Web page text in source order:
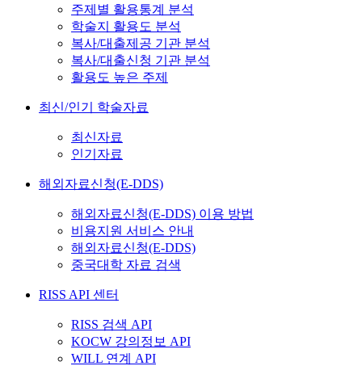
주제별 활용통계 분석
학술지 활용도 분석
복사/대출제공 기관 분석
복사/대출신청 기관 분석
활용도 높은 주제
최신/인기 학술자료
최신자료
인기자료
해외자료신청(E-DDS)
해외자료신청(E-DDS) 이용 방법
비용지원 서비스 안내
해외자료신청(E-DDS)
중국대학 자료 검색
RISS API 센터
RISS 검색 API
KOCW 강의정보 API
WILL 연계 API